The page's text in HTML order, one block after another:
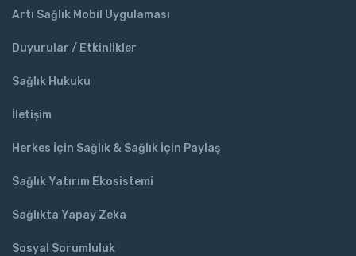
Artı Sağlık Mobil Uygulaması
Duyurular / Etkinlikler
Sağlık Hukuku
İletişim
Herkes İçin Sağlık & Sağlık İçin Paylaş
Sağlık Yatırım Ekosistemi
Sağlıkta Yapay Zeka
Sosyal Sorumluluk